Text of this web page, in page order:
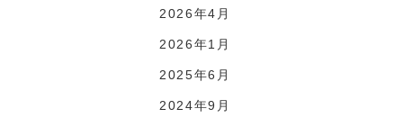
2026年4月
2026年1月
2025年6月
2024年9月